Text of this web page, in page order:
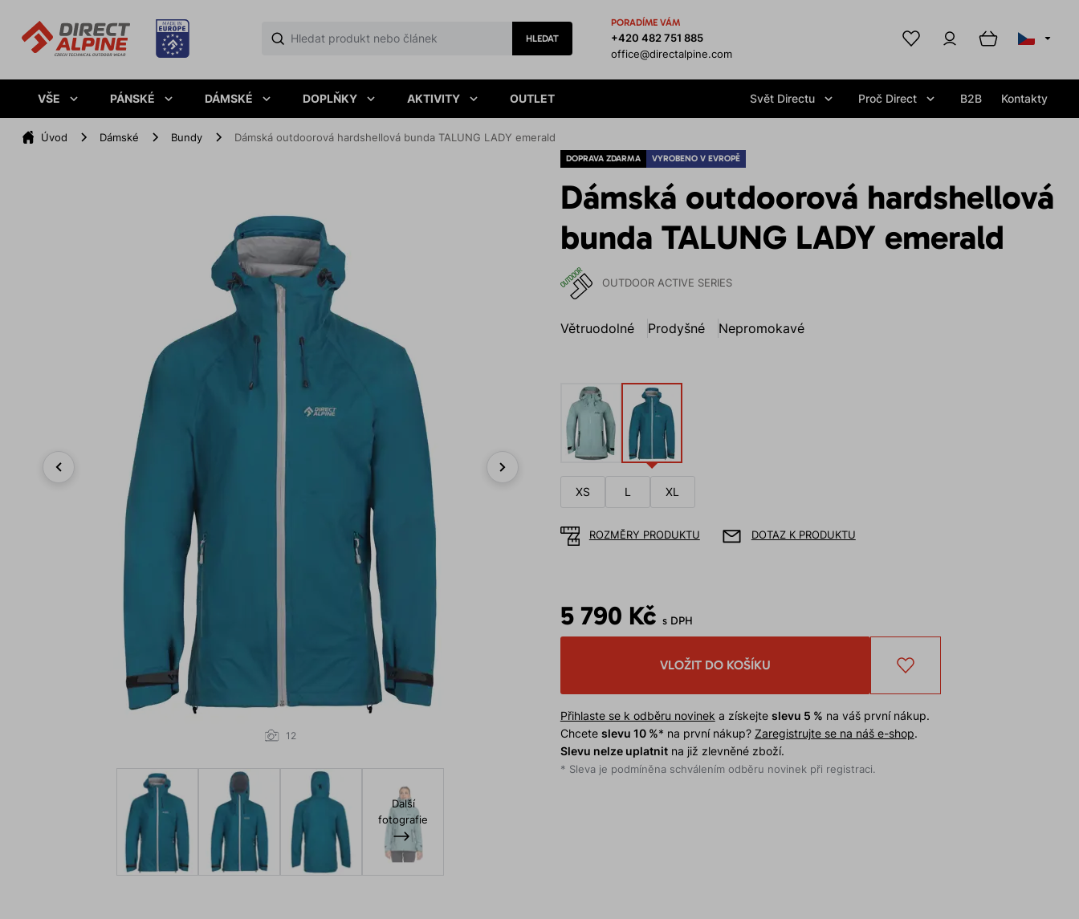
HLEDAT
PORADÍME VÁM
+420 482 751 885
office@directalpine.com
VŠE PÁNSKÉ DÁMSKÉ DOPLŇKY AKTIVITY OUTLET Svět Directu Proč Direct B2B Kontakty
Úvod Dámské Bundy Dámská outdoorová hardshellová bunda TALUNG LADY emerald
DOPRAVA ZDARMA VYROBENO V EVROPĚ
Dámská outdoorová hardshellová
bunda TALUNG LADY emerald
OUTDOOR ACTIVE SERIES
Větruodolné Prodyšné Nepromokavé
12
Další
fotografie
XS L XL
ROZMĚRY PRODUKTU DOTAZ K PRODUKTU
5 790 Kč s DPH
VLOŽIT DO KOŠÍKU
Přihlaste se k odběru novinek a získejte slevu 5 % na váš první nákup.
Chcete slevu 10 %* na první nákup? Zaregistrujte se na náš e-shop.
Slevu nelze uplatnitna již zlevněné zboží.
* Sleva je podmíněna schválením odběru novinek při registraci.